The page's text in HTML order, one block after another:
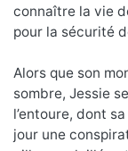
connaître la vie
pour la sécurité
Alors que son
sombre, Jessie
l’entoure, dont
jour une